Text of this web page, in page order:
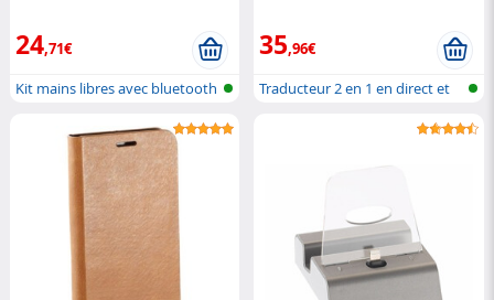
24,71€
Kit mains libres avec bluetooth
35,96€
Traducteur 2 en 1 en direct et